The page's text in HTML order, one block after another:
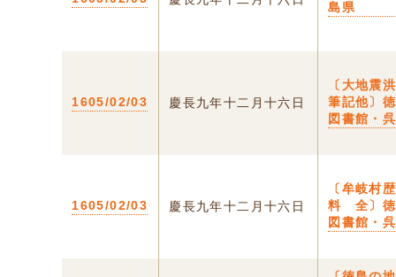
島県
1605/02/03 慶長九年十二月十六日
〔大地震
筆記他〕
図書館・
1605/02/03 慶長九年十二月十六日
〔牟岐村
料 全〕徳
図書館・